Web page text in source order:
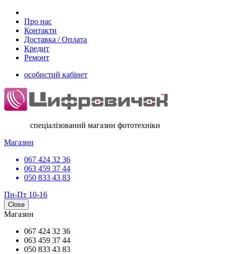
Про нас
Контакти
Доставка / Оплата
Кредит
Ремонт
особистий кабінет
спеціалізований магазин фототехніки
Магазин
067 424 32 36
063 459 37 44
050 833 43 83
Пн-Пт 10-16
Close
Магазин
067 424 32 36
063 459 37 44
050 833 43 83